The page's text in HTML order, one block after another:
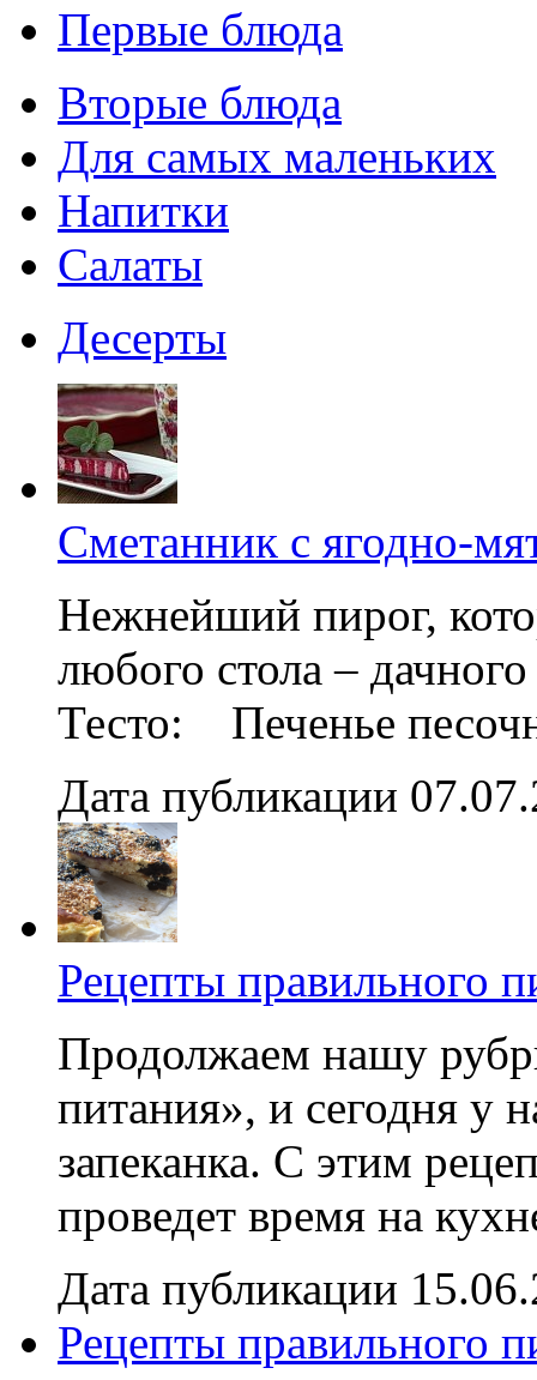
Первые блюда
Вторые блюда
Для самых маленьких
Напитки
Салаты
Десерты
Сметанник с ягодно-
Нежнейший пирог,
любого стола –
Тесто: Печенье
Дата публикации
Рецепты правильного
Продолжаем нашу
питания», и сегодня у
запеканка. С этим
проведет время на
Дата публикации
Рецепты правильного